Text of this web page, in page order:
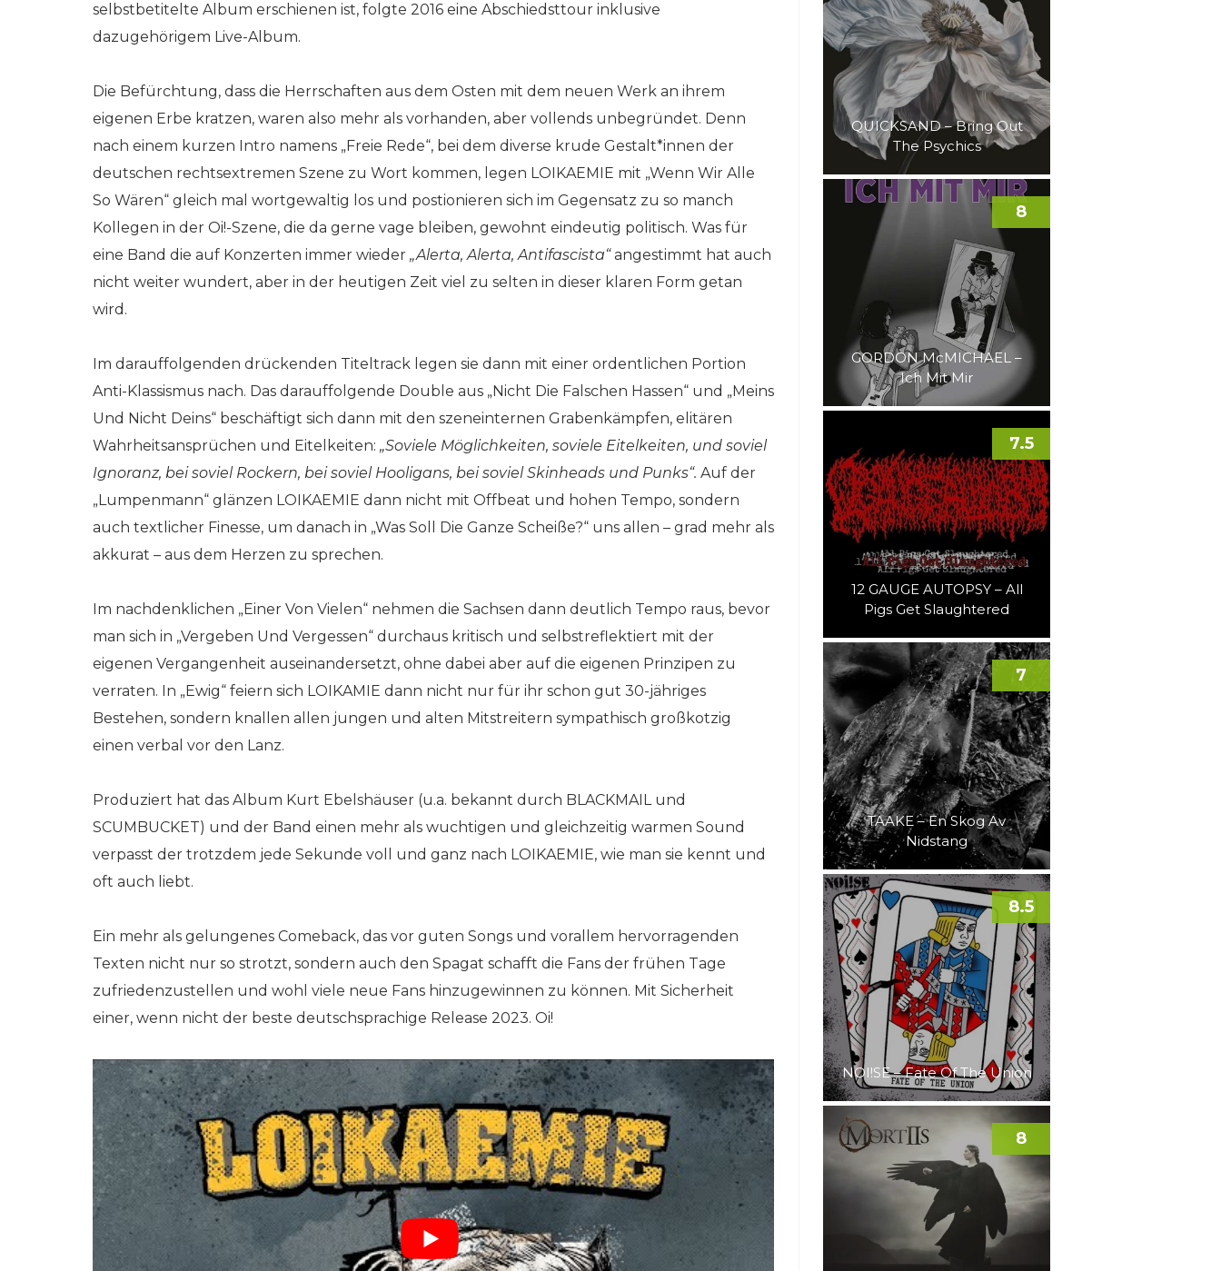
selbstbetitelte Album erschienen ist, folgte 2016 eine Abschiedsttour inklusive
dazugehörigem Live-Album.
Die Befürchtung, dass die Herrschaften aus dem Osten mit dem neuen Werk an ihrem
eigenen Erbe kratzen, waren also mehr als vorhanden, aber vollends unbegründet. Denn
nach einem kurzen Intro namens „Freie Rede“, bei dem diverse krude Gestalt*innen der
deutschen rechtsextremen Szene zu Wort kommen, legen LOIKAEMIE mit „Wenn Wir Alle
So Wären“ gleich mal wortgewaltig los und postionieren sich im Gegensatz zu so manch
Kollegen in der Oi!-Szene, die da gerne vage bleiben, gewohnt eindeutig politisch. Was für
eine Band die auf Konzerten immer wieder „Alerta, Alerta, Antifascista“angestimmt hat auch
nicht weiter wundert, aber in der heutigen Zeit viel zu selten in dieser klaren Form getan
wird.
Im darauffolgenden drückenden Titeltrack legen sie dann mit einer ordentlichen Portion
Anti-Klassismus nach. Das darauffolgende Double aus „Nicht Die Falschen Hassen“ und „Meins
Und Nicht Deins“ beschäftigt sich dann mit den szeneinternen Grabenkämpfen, elitären
Wahrheitsansprüchen und Eitelkeiten: „Soviele Möglichkeiten, soviele Eitelkeiten, und soviel
Ignoranz, bei soviel Rockern, bei soviel Hooligans, bei soviel Skinheads und Punks“. Auf der
„Lumpenmann“ glänzen LOIKAEMIE dann nicht mit Offbeat und hohen Tempo, sondern
auch textlicher Finesse, um danach in „Was Soll Die Ganze Scheiße?“ uns allen – grad mehr als
akkurat – aus dem Herzen zu sprechen.
Im nachdenklichen „Einer Von Vielen“ nehmen die Sachsen dann deutlich Tempo raus, bevor
man sich in „Vergeben Und Vergessen“ durchaus kritisch und selbstreflektiert mit der
eigenen Vergangenheit auseinandersetzt, ohne dabei aber auf die eigenen Prinzipen zu
verraten. In „Ewig“ feiern sich LOIKAMIE dann nicht nur für ihr schon gut 30-jähriges
Bestehen, sondern knallen allen jungen und alten Mitstreitern sympathisch großkotzig
einen verbal vor den Lanz.
Produziert hat das Album Kurt Ebelshäuser (u.a. bekannt durch BLACKMAIL und
SCUMBUCKET) und der Band einen mehr als wuchtigen und gleichzeitig warmen Sound
verpasst der trotzdem jede Sekunde voll und ganz nach LOIKAEMIE, wie man sie kennt und
oft auch liebt.
Ein mehr als gelungenes Comeback, das vor guten Songs und vorallem hervorragenden
Texten nicht nur so strotzt, sondern auch den Spagat schafft die Fans der frühen Tage
zufriedenzustellen und wohl viele neue Fans hinzugewinnen zu können. Mit Sicherheit
einer, wenn nicht der beste deutschsprachige Release 2023. Oi!
QUICKSAND – Bring Out
The Psychics
GORDON McMICHAEL –
Ich Mit Mir
8
12 GAUGE AUTOPSY – All
Pigs Get Slaughtered
7.5
TAAKE – En Skog Av
Nidstang
7
NOI!SE – Fate Of The Union
8.5
8